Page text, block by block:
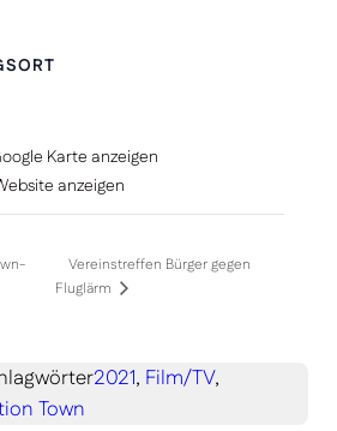
Karte anzeigen
anzeigen
Vereinstreffen Bürger gegen
Fluglärm
2021, Film/TV,
Town